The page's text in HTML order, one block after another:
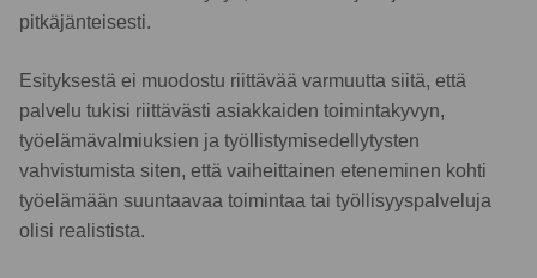
pitkäjänteisesti.
Esityksestä ei muodostu riittävää varmuutta siitä, että
palvelu tukisi riittävästi asiakkaiden toimintakyvyn,
työelämävalmiuksien ja työllistymisedellytysten
vahvistumista siten, että vaiheittainen eteneminen kohti
työelämään suuntaavaa toimintaa tai työllisyyspalveluja
olisi realistista.